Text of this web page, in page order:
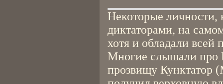
Некоторые
диктаторами, на
хотя и обладали всей
Многие слышали про
прозвищу Кунктатор